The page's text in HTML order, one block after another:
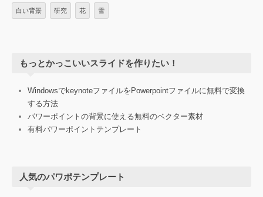
白い背景 研究 花 雪
もっとかっこいいスライドを作りたい！
WindowsでkeynoteファイルをPowerpointファイルに無料で変換
する方法
パワーポイントの背景に使える無料のベクター素材
有料パワーポイントテンプレート
人気のパワポテンプレート